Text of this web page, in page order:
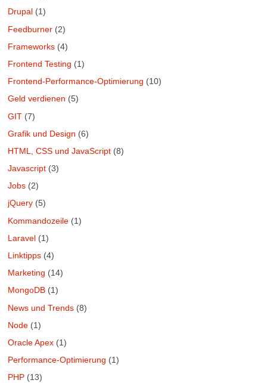
Drupal (1)
Feedburner (2)
Frameworks (4)
Frontend Testing (1)
Frontend-Performance-Optimierung (10)
Geld verdienen (5)
GIT (7)
Grafik und Design (6)
HTML, CSS und JavaScript (8)
Javascript (3)
Jobs (2)
jQuery (5)
Kommandozeile (1)
Laravel (1)
Linktipps (4)
Marketing (14)
MongoDB (1)
News und Trends (8)
Node (1)
Oracle Apex (1)
Performance-Optimierung (1)
PHP (13)